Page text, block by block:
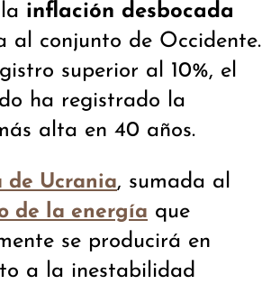
inflación desbocada
al conjunto de Occidente.
superior al 10%, el
ha registrado la
alta en 40 años.
de Ucrania, sumada al
de la energía que
se producirá en
a la inestabilidad